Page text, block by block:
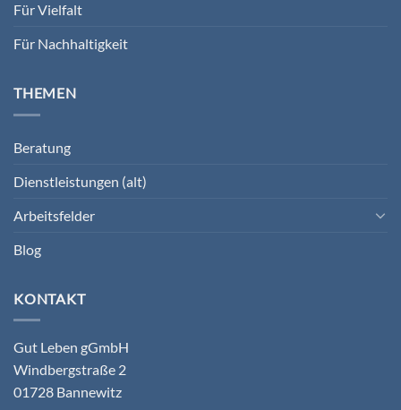
Für Vielfalt
Für Nachhaltigkeit
THEMEN
Beratung
Dienstleistungen (alt)
Arbeitsfelder
Blog
KONTAKT
Gut Leben gGmbH
Windbergstraße 2
01728 Bannewitz